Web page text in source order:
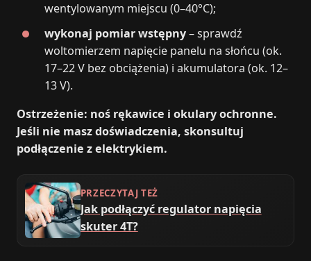
wentylowanym miejscu (0–40°C);
wykonaj pomiar wstępny– sprawdź
woltomierzem napięcie panelu na słońcu (ok.
17–22 V bez obciążenia) i akumulatora (ok. 12–
13 V).
Ostrzeżenie: noś rękawice i okulary ochronne.
Jeśli nie masz doświadczenia, skonsultuj
podłączenie z elektrykiem.
PRZECZYTAJ TEŻ
Jak podłączyć regulator napięcia
skuter 4T?